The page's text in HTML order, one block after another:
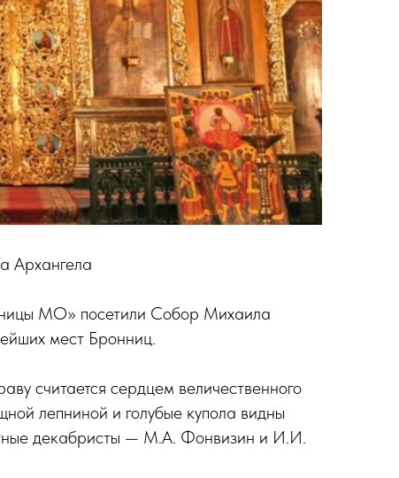
Архангела
МО» посетили Собор Михаила
мест Бронниц.
считается сердцем величественного
лепниной и голубые купола видны
декабристы — М.А. Фонвизин и И.И.